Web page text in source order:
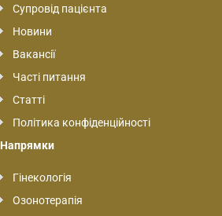
Супровід пацієнта
Новини
Вакансії
Часті питання
Статті
Політика конфіденційності
Напрямки
Гінекологія
Озонотерапія